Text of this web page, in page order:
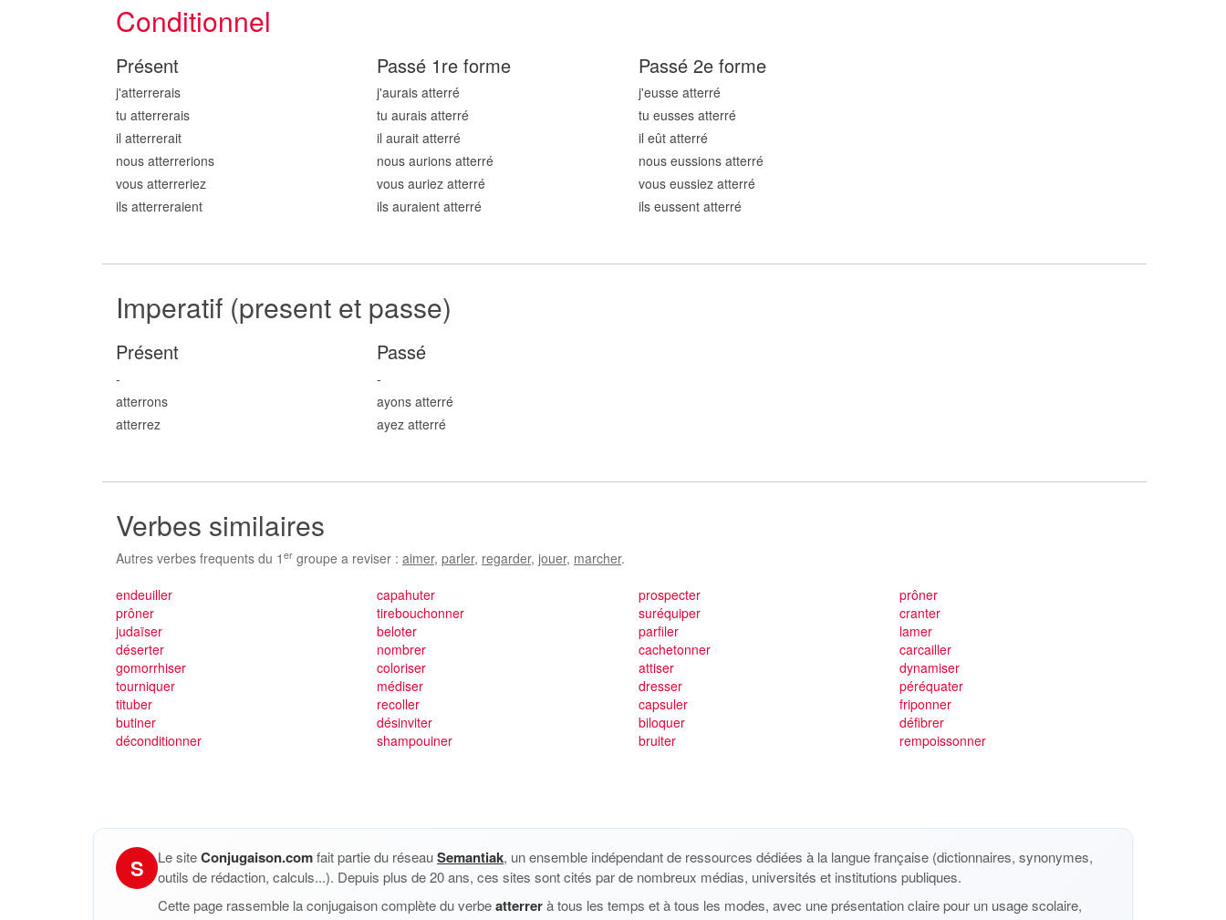
Conditionnel
Présent
j'atterrerais
tu atterrerais
il atterrerait
nous atterrerions
vous atterreriez
ils atterreraient
Passé 1re forme
j'aurais atterré
tu aurais atterré
il aurait atterré
nous aurions atterré
vous auriez atterré
ils auraient atterré
Passé 2e forme
j'eusse atterré
tu eusses atterré
il eût atterré
nous eussions atterré
vous eussiez atterré
ils eussent atterré
Imperatif (present et passe)
Présent
-
atterrons
atterrez
Passé
-
ayons atterré
ayez atterré
Verbes similaires
Autres verbes frequents du 1 er groupe a reviser : aimer, parler, regarder, jouer, marcher.
endeuiller
prôner
judaïser
déserter
gomorrhiser
tourniquer
tituber
butiner
déconditionner
capahuter
tirebouchonner
beloter
nombrer
coloriser
médiser
recoller
désinviter
shampouiner
prospecter
suréquiper
parfiler
cachetonner
attiser
dresser
capsuler
biloquer
bruiter
prôner
cranter
lamer
carcailler
dynamiser
péréquater
friponner
défibrer
rempoissonner
S Le siteConjugaison.comfait partie du réseauSemantiak, un ensemble indépendant de ressources dédiées à la langue française (dictionnaires, synonymes,
outils de rédaction, calculs...). Depuis plus de 20 ans, ces sites sont cités par de nombreux médias, universités et institutions publiques.
Cette page rassemble la conjugaison complète du verbeatterrerà tous les temps et à tous les modes, avec une présentation claire pour un usage scolaire,